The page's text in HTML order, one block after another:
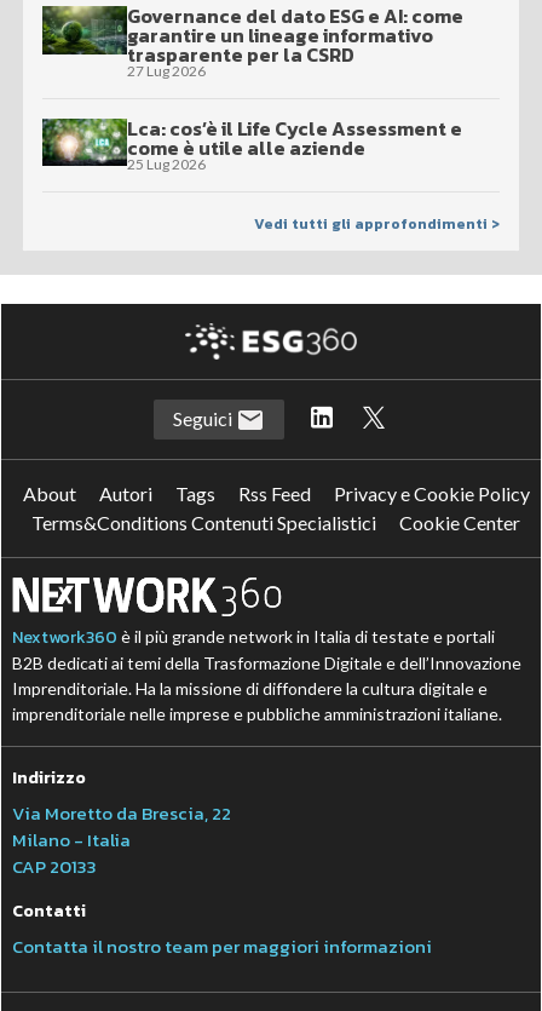
Governance del dato ESG e AI: come
garantire un lineage informativo
trasparente per la CSRD
27 Lug 2026
Lca: cos’è il Life Cycle Assessment e
come è utile alle aziende
25 Lug 2026
Vedi tutti gli approfondimenti >
Seguici
About Autori Tags Rss Feed
Privacy e Cookie Policy
Terms&Conditions Contenuti Specialistici
Cookie Center
Nextwork360 è il più grande network in Italia di testate e portali
B2B dedicati ai temi della Trasformazione Digitale e dell’Innovazione
Imprenditoriale. Ha la missione di diffondere la cultura digitale e
imprenditoriale nelle imprese e pubbliche amministrazioni italiane.
Indirizzo
Via Moretto da Brescia, 22
Milano - Italia
CAP 20133
Contatti
Contatta il nostro team per maggiori informazioni